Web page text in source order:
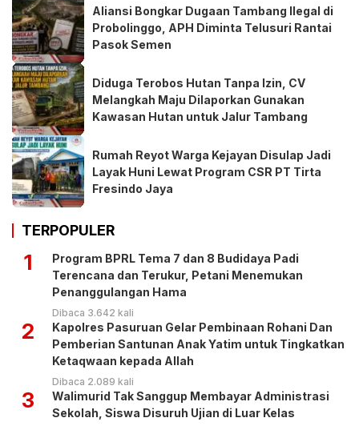
Aliansi Bongkar Dugaan Tambang Ilegal di
Probolinggo, APH Diminta Telusuri Rantai
Pasok Semen
Diduga Terobos Hutan Tanpa Izin, CV
Melangkah Maju Dilaporkan Gunakan
Kawasan Hutan untuk Jalur Tambang
Rumah Reyot Warga Kejayan Disulap Jadi
Layak Huni Lewat Program CSR PT Tirta
Fresindo Jaya
TERPOPULER
1
Program BPRL Tema 7 dan 8 Budidaya Padi
Terencana dan Terukur, Petani Menemukan
Penanggulangan Hama
Dibaca 3.642 kali
2
Kapolres Pasuruan Gelar Pembinaan Rohani Dan
Pemberian Santunan Anak Yatim untuk Tingkatkan
Ketaqwaan kepada Allah
Dibaca 2.089 kali
3
Walimurid Tak Sanggup Membayar Administrasi
Sekolah, Siswa Disuruh Ujian di Luar Kelas